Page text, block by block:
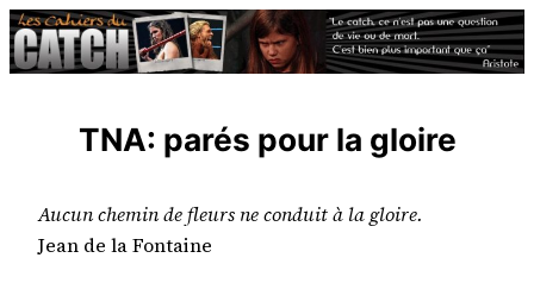
Aller
au
TNA: parés pour la gloire
Aucun chemin de fleurs ne conduit à la gloire.
Jean de la Fontaine